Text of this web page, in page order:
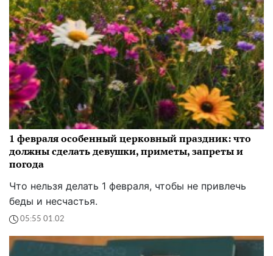
1 февраля особенный церковный праздник: что
должны сделать девушки, приметы, запреты и
погода
Что нельзя делать 1 февраля, чтобы не привлечь
беды и несчастья.
05:55 01.02